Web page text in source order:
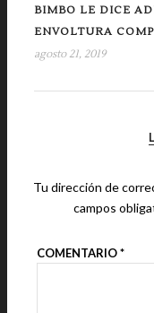
BIMBO LE DICE
ENVOLTURA
agosto 21, 2019
Tu dirección de
campos
COMENTARIO*